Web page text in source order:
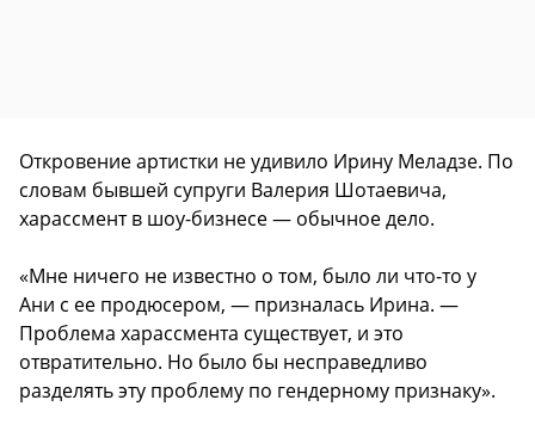
Откровение артистки не удивило Ирину Меладзе. По
словам бывшей супруги Валерия Шотаевича,
харассмент в шоу-бизнесе — обычное дело.
«Мне ничего не известно о том, было ли что-то у
Ани с ее продюсером, — призналась Ирина. —
Проблема харассмента существует, и это
отвратительно. Но было бы несправедливо
разделять эту проблему по гендерному признаку».